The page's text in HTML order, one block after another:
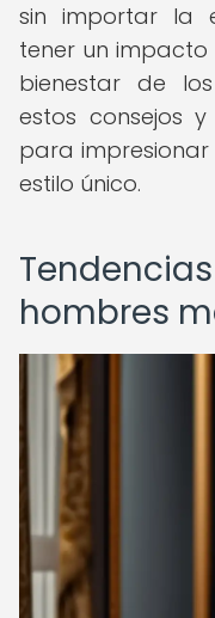
sin importar la
tener un impacto
bienestar de
estos consejos
para
estilo único.
hombres